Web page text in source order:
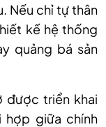
Nếu chỉ tự thân
kế hệ thống
quảng bá sản
được triển khai
giữa chính